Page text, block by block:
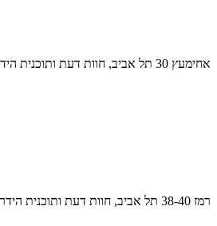
אחימעץ 30 תל אביב, חוות דעת ותוכנית הידרולוגית לניהול מי גר
רמז 38-40 תל אביב, חוות דעת ותוכנית הידרולוגית לניהול מי נגר